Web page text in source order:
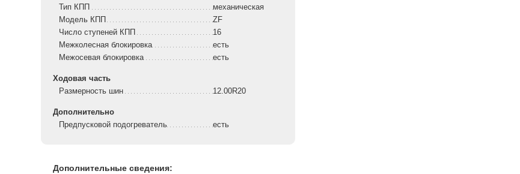
Тип КПП
механическая
Модель КПП
ZF
Число ступеней КПП
16
Межколесная блокировка
есть
Межосевая блокировка
есть
Ходовая часть
Размерность шин
12.00R20
Дополнительно
Предпусковой подогреватель
есть
Дополнительные сведения: